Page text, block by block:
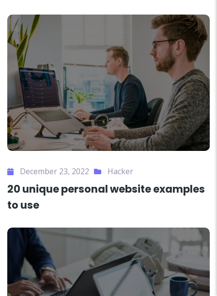
December 23, 2022 Hacker
20 unique personal website examples
to use